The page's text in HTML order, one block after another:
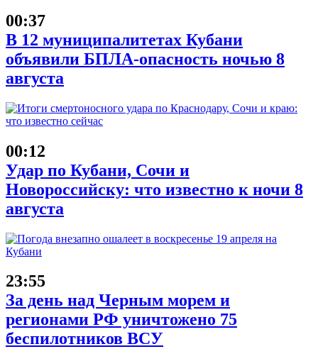
00:37
В 12 муниципалитетах Кубани
объявили БПЛА-опасность ночью 8
августа
00:12
Удар по Кубани, Сочи и
Новороссийску: что известно к ночи 8
августа
23:55
За день над Черным морем и
регионами РФ уничтожено 75
беспилотников ВСУ